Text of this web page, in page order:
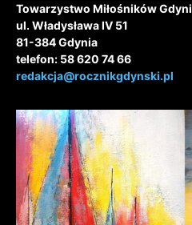
Towarzystwo Miłośników Gdyni
ul. Władysława IV 51
81-384 Gdynia
telefon: 58 620 74 66
redakcja@rocznikgdynski.pl